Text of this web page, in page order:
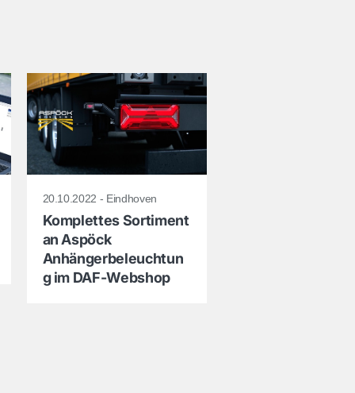
20.10.2022 - Eindhoven
Komplettes Sortiment
an Aspöck
Anhängerbeleuchtun
g im DAF-Webshop